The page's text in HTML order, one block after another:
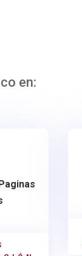
en: